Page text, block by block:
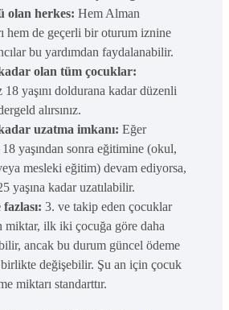
olan herkes: Hem Alman
hem de geçerli bir oturum iznine
bu yardımdan faydalanabilir.
kadar olan tüm çocuklar:
yaşını doldurana kadar düzenli
alırsınız.
uzatma imkanı: Eğer
yaşından sonra eğitimine (okul,
mesleki eğitim) devam ediyorsa,
yaşına kadar uzatılabilir.
3. ve takip eden çocuklar
miktar, ilk iki çocuğa göre daha
ancak bu durum güncel ödeme
birlikte değişebilir. Şu an için çocuk
miktarı standarttır.